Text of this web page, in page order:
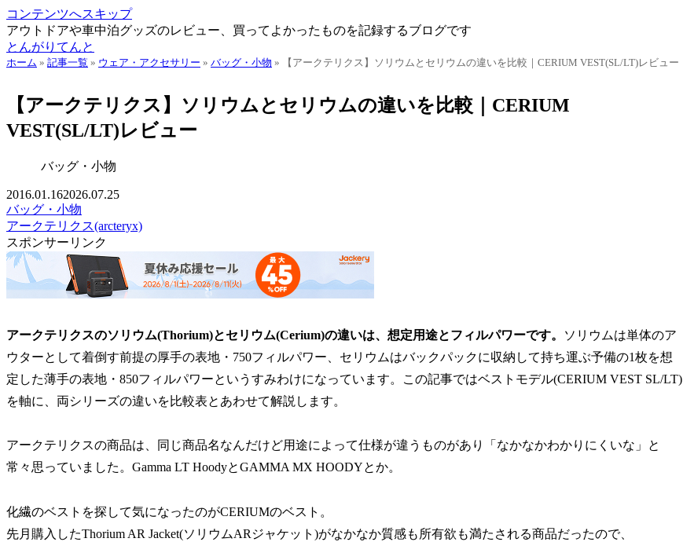
コンテンツへスキップ
アウトドアや車中泊グッズのレビュー、買ってよかったものを記録するブログです
とんがりてんと
ホーム » 記事一覧 » ウェア・アクセサリー » バッグ・小物 » 【アークテリクス】ソリウムとセリウムの違いを比較｜CERIUM VEST(SL/LT)レビュー
【アークテリクス】ソリウムとセリウムの違いを比較｜CERIUM
VEST(SL/LT)レビュー
バッグ・小物
2016.01.162026.07.25
バッグ・小物
アークテリクス(arcteryx)
スポンサーリンク
アークテリクスのソリウム(Thorium)とセリウム(Cerium)の違いは、想定用途とフィルパワーです。
ソリウムは単体のア
ウターとして着倒す前提の厚手の表地・750フィルパワー、セリウムはバックパックに収納して持ち運ぶ予備の1枚を想
定した薄手の表地・850フィルパワーというすみわけになっています。この記事ではベストモデル(CERIUM VEST SL/LT)
を軸に、両シリーズの違いを比較表とあわせて解説します。
アークテリクスの商品は、同じ商品名なんだけど用途によって仕様が違うものがあり「なかなかわかりにくいな」と
常々思っていました。Gamma LT HoodyとGAMMA MX HOODYとか。
化繊のベストを探して気になったのがCERIUMのベスト。
先月購入したThorium AR Jacket(ソリウムARジャケット)がなかなか質感も所有欲も満たされる商品だったので、